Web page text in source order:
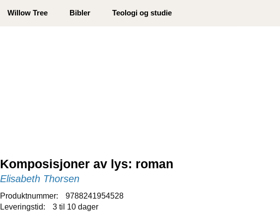
Min side Infosenter
Willow Tree Bibler Teologi og studie
Komposisjoner av lys: roman
Elisabeth Thorsen
Produktnummer:
9788241954528
Leveringstid:
3 til 10 dager